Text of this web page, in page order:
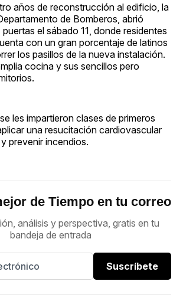
años de reconstrucción al edificio, la
de Bomberos, abrió
el sábado 11, donde residentes
con un gran porcentaje de latinos
los pasillos de la nueva instalación.
cocina y sus sencillos pero
les impartieron clases de primeros
una resucitación cardiovascular
prevenir incendios.
de Tiempo en tu correo
análisis y perspectiva, gratis en tu
bandeja de entrada
Suscríbete